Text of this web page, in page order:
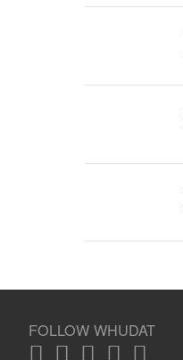
FOLLOW WHUDAT